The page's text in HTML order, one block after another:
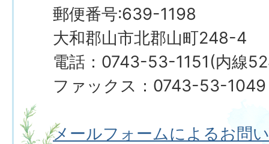
郵便番号:639-1198
大和郡山市北郡山町248-4
電話：0743-53-1151(内線
ファックス：0743-53-1049
メールフォームによるお問